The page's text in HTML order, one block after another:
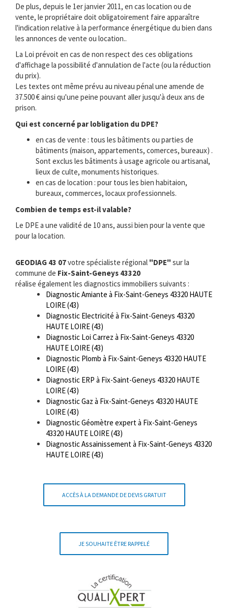
De plus, depuis le 1er janvier 2011, en cas location ou de
vente, le propriétaire doit obligatoirement faire apparaître
l'indication relative à la performance énergétique du bien dans
les annonces de vente ou location..
La Loi prévoit en cas de non respect des ces obligations
d'affichage la possibilité d'annulation de l'acte (ou la réduction
du prix).
Les textes ont même prévu au niveau pénal une amende de
37.500 € ainsi qu'une peine pouvant aller jusqu'à deux ans de
prison.
Qui est concerné par lobligation du DPE?
en cas de vente : tous les bâtiments ou parties de
bâtiments (maison, appartements, comerces, bureaux) .
Sont exclus les bâtiments à usage agricole ou artisanal,
lieux de culte, monuments historiques.
en cas de location : pour tous les bien habitaion,
bureaux, commerces, locaux professionnels.
Combien de temps est-il valable?
Le DPE a une validité de 10 ans, aussi bien pour la vente que
pour la location.
GEODIAG 43 07votre spécialiste régional "DPE" sur la
commune de Fix-Saint-Geneys 43320
réalise également les diagnostics immobiliers suivants :
Diagnostic Amiante à Fix-Saint-Geneys 43320 HAUTE
LOIRE (43)
Diagnostic Electricité à Fix-Saint-Geneys 43320
HAUTE LOIRE (43)
Diagnostic Loi Carrez à Fix-Saint-Geneys 43320
HAUTE LOIRE (43)
Diagnostic Plomb à Fix-Saint-Geneys 43320 HAUTE
LOIRE (43)
Diagnostic ERP à Fix-Saint-Geneys 43320 HAUTE
LOIRE (43)
Diagnostic Gaz à Fix-Saint-Geneys 43320 HAUTE
LOIRE (43)
Diagnostic Géomètre expert à Fix-Saint-Geneys
43320 HAUTE LOIRE (43)
Diagnostic Assainissement à Fix-Saint-Geneys 43320
HAUTE LOIRE (43)
ACCÈS À LA DEMANDE DE DEVIS GRATUIT
JE SOUHAITE ÊTRE RAPPELÉ